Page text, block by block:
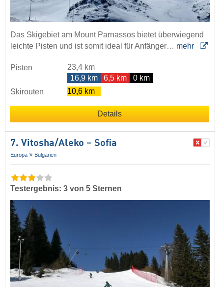
Das Skigebiet am Mount Parnassos bietet überwiegend
leichte Pisten und ist somit ideal für Anfänger… mehr
Pisten
23,4 km
16,9 km
6,5 km
0 km
Skirouten
10,6 km
Details
7. Vitosha/​Aleko – Sofia
Europa Bulgarien
Testergebnis: 3 von 5 Sternen